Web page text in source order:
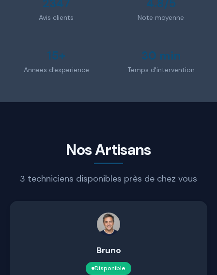
2347
Avis clients
4.8/5
Note moyenne
15+
Annees d'experience
30 min
Temps d'intervention
Nos Artisans
3 techniciens disponibles près de chez vous
Bruno
Disponible